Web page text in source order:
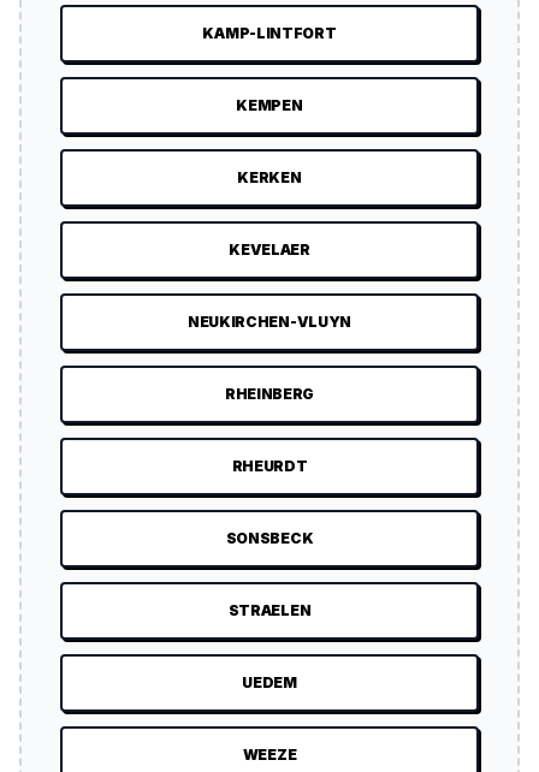
KAMP-LINTFORT
KEMPEN
KERKEN
KEVELAER
NEUKIRCHEN-VLUYN
RHEINBERG
RHEURDT
SONSBECK
STRAELEN
UEDEM
WEEZE